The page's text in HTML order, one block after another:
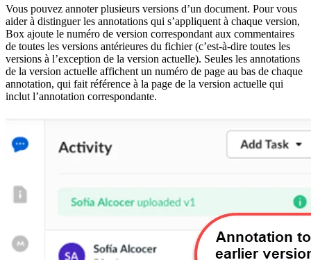
Vous pouvez annoter plusieurs versions d’un document. Pour vous
aider à distinguer les annotations qui s’appliquent à chaque version,
Box ajoute le numéro de version correspondant aux commentaires
de toutes les versions antérieures du fichier (c’est-à-dire toutes les
versions à l’exception de la version actuelle). Seules les annotations
de la version actuelle affichent un numéro de page au bas de chaque
annotation, qui fait référence à la page de la version actuelle qui
inclut l’annotation correspondante.